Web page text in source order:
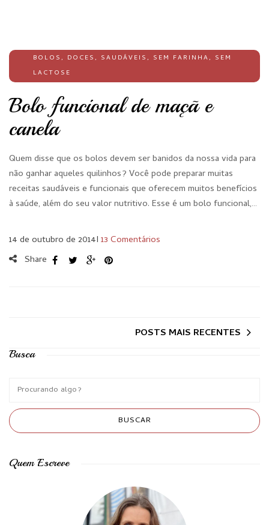
BOLOS, DOCES, SAUDÁVEIS, SEM FARINHA, SEM
LACTOSE
Bolo funcional de maçã e
canela
Quem disse que os bolos devem ser banidos da nossa vida para
não ganhar aqueles quilinhos? Você pode preparar muitas
receitas saudáveis e funcionais que oferecem muitos benefícios
à saúde, além do seu valor nutritivo. Esse é um bolo funcional,…
14 de outubro de 2014I 13 Comentários
Share
POSTS MAIS RECENTES
Busca
Quem Escreve